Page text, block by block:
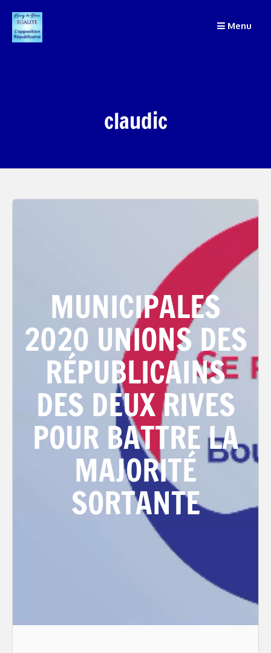
contenu
Menu
claudic
MUNICIPALES
2020 UNIONS DES
RÉPUBLICAINS
DES DEUX RIVES
POUR BATTRE LA
MAJORITÉ
SORTANTE